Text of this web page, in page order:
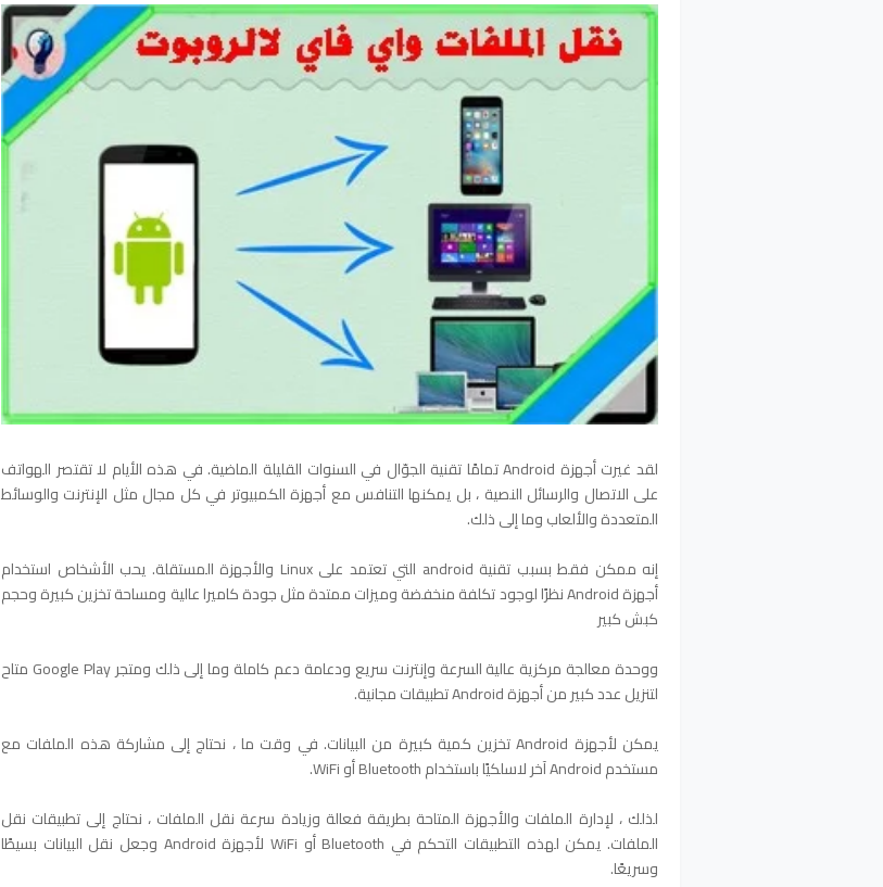
لقد غيرت أجهزة Android تمامًا تقنية الجوّال في السنوات القليلة الماضية. في هذه الأيام لا تقتصر الهواتف
على الاتصال والرسائل النصية ، بل يمكنها التنافس مع أجهزة الكمبيوتر في كل مجال مثل الإنترنت والوسائط
المتعددة والألعاب وما إلى ذلك.
إنه ممكن فقط بسبب تقنية android التي تعتمد على Linux والأجهزة المستقلة. يحب الأشخاص استخدام
أجهزة Android نظرًا لوجود تكلفة منخفضة وميزات ممتدة مثل جودة كاميرا عالية ومساحة تخزين كبيرة وحجم
كبش كبير
ووحدة معالجة مركزية عالية السرعة وإنترنت سريع ودعامة دعم كاملة وما إلى ذلك ومتجر Google Play متاح
لتنزيل عدد كبير من أجهزة Android تطبيقات مجانية.
يمكن لأجهزة Android تخزين كمية كبيرة من البيانات. في وقت ما ، نحتاج إلى مشاركة هذه الملفات مع
مستخدم Android آخر لاسلكيًا باستخدام Bluetooth أو WiFi.
لذلك ، لإدارة الملفات والأجهزة المتاحة بطريقة فعالة وزيادة سرعة نقل الملفات ، نحتاج إلى تطبيقات نقل
الملفات. يمكن لهذه التطبيقات التحكم في Bluetooth أو WiFi لأجهزة Android وجعل نقل البيانات بسيطًا
وسريعًا.